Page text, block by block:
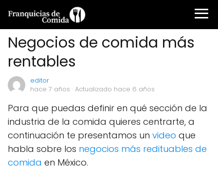
Negocios de comida más
rentables
editor
hace 7 años · Actualizado hace 6 años
Para que puedas definir en qué sección de la
industria de la comida quieres centrarte, a
continuación te presentamos un video que
habla sobre los negocios más redituables de
comida en México.